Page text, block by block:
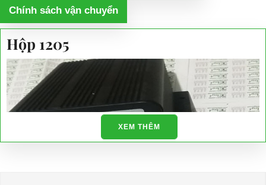
Chính sách vận chuyển
Hộp 1205
XEM THÊM